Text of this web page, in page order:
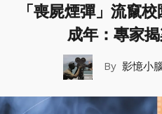
「喪屍煙彈」流竄
成年：專家
影憶小